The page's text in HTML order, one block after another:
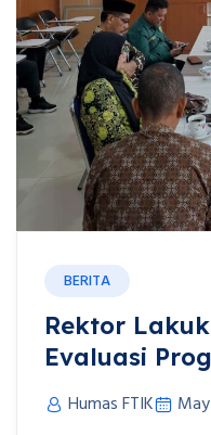
BERITA
Rektor
Evaluasi
Humas FTIK